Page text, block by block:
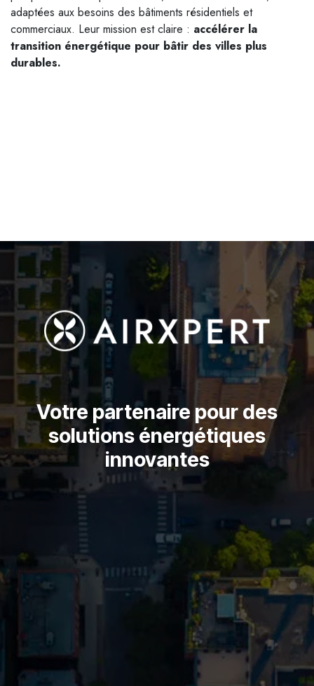
adaptées aux besoins des bâtiments résidentiels et
commerciaux. Leur mission est claire : accélérer la
transition énergétique pour bâtir des villes plus
durables.
Votre partenaire pour des
solutions énergétiques
innovantes